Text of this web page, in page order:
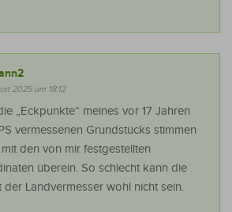
2025 um 18:12
„Eckpunkte“ meines vor 17 Jahren
vermessenen Grundstücks stimmen
den von mir festgestellten
überein. So schlecht kann die
der Landvermesser wohl nicht sein.